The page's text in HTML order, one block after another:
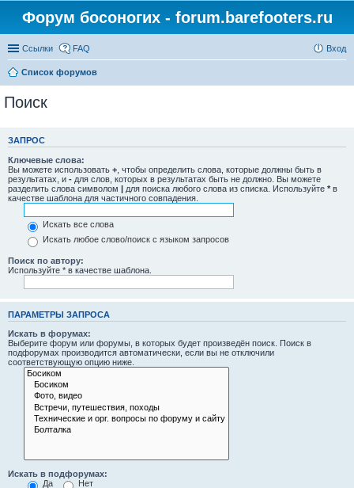
Форум босоногих - forum.barefooters.ru
Ссылки FAQ Вход
Список форумов
Поиск
ЗАПРОС
Ключевые слова:
Вы можете использовать + , чтобы определить слова, которые должны быть в
результатах, и - для слов, которых в результатах быть не должно. Вы можете
разделить слова символом | для поиска любого слова из списка. Используйте * в
качестве шаблона для частичного совпадения.
Искать все слова
Искать любое слово/поиск с языком запросов
Поиск по автору:
Используйте * в качестве шаблона.
ПАРАМЕТРЫ ЗАПРОСА
Искать в форумах:
Выберите форум или форумы, в которых будет произведён поиск. Поиск в
подфорумах производится автоматически, если вы не отключили
соответствующую опцию ниже.
Искать в подфорумах:
Да
Нет